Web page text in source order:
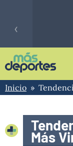
Fútbol
Hoy
‹
›
Inicio »
Más